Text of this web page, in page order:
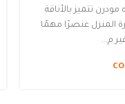
تتميز بالأناقة
المنزل عنصرًا مهمًا
م...